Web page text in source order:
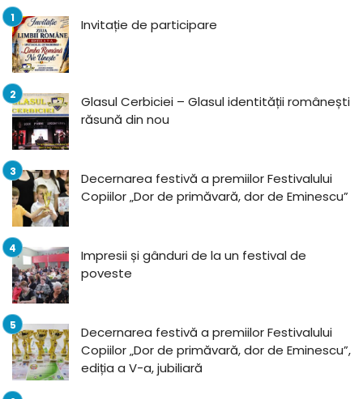
Invitație de participare
Glasul Cerbiciei – Glasul identității românești
răsună din nou
Decernarea festivă a premiilor Festivalului
Copiilor „Dor de primăvară, dor de Eminescu”
Impresii și gânduri de la un festival de
poveste
Decernarea festivă a premiilor Festivalului
Copiilor „Dor de primăvară, dor de Eminescu”,
ediția a V-a, jubiliară